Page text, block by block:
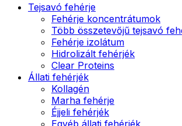
Tejsavó fehérje
Fehérje koncentrátumok
Több összetevőjű tejsavó
Fehérje izolátum
Hidrolizált fehérjék
Clear Proteins
Állati fehérjék
Kollagén
Marha fehérje
Éjjeli fehérjék
Egyéb állati fehérjék